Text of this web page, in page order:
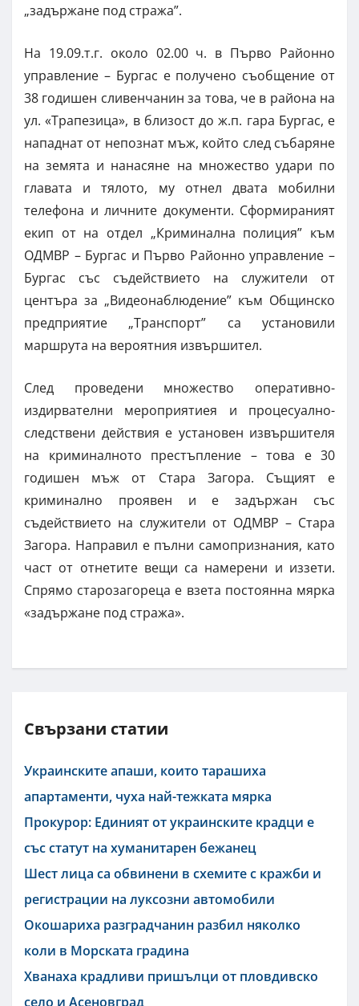
„задържане под стража”.
На 19.09.т.г. около 02.00 ч. в Първо Районно
управление – Бургас е получено съобщение от
38 годишен сливенчанин за това, че в района на
ул. «Трапезица», в близост до ж.п. гара Бургас, е
нападнат от непознат мъж, който след събаряне
на земята и нанасяне на множество удари по
главата и тялото, му отнел двата мобилни
телефона и личните документи. Сформираният
екип от на отдел „Криминална полиция” към
ОДМВР – Бургас и Първо Районно управление –
Бургас със съдействието на служители от
центъра за „Видеонаблюдение” към Общинско
предприятие „Транспорт” са установили
маршрута на вероятния извършител.
След проведени множество оперативно-
издирвателни мероприятиея и процесуално-
следствени действия е установен извършителя
на криминалното престъпление – това е 30
годишен мъж от Стара Загора. Същият е
криминално проявен и е задържан със
съдействието на служители от ОДМВР – Стара
Загора. Направил е пълни самопризнания, като
част от отнетите вещи са намерени и иззети.
Спрямо старозагореца е взета постоянна мярка
«задържане под стража».
Свързани статии
Украинските апаши, които тарашиха
апартаменти, чуха най-тежката мярка
Прокурор: Единият от украинските крадци е
със статут на хуманитарен бежанец
Шест лица са обвинени в схемите с кражби и
регистрации на луксозни автомобили
Окошариха разградчанин разбил няколко
коли в Морската градина
Хванаха крадливи пришълци от пловдивско
село и Асеновград